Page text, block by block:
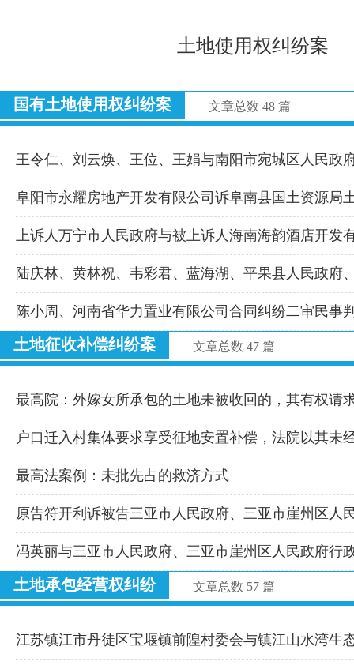
土地使用权纠纷案
国有土地使用权纠纷案 文章总数 48 篇
王令仁、刘云焕、王位、王娟与南阳市宛城区人民政
阜阳市永耀房地产开发有限公司诉阜南县国土资源局
上诉人万宁市人民政府与被上诉人海南海韵酒店开发
陆庆林、黄林祝、韦彩君、蓝海湖、平果县人民政府
陈小周、河南省华力置业有限公司合同纠纷二审民事
土地征收补偿纠纷案 文章总数 47 篇
最高院：外嫁女所承包的土地未被收回的，其有权请
户口迁入村集体要求享受征地安置补偿，法院以其未
最高法案例：未批先占的救济方式
原告符开利诉被告三亚市人民政府、三亚市崖州区人
冯英丽与三亚市人民政府、三亚市崖州区人民政府行
土地承包经营权纠纷 文章总数 57 篇
江苏镇江市丹徒区宝堰镇前隍村委会与镇江山水湾生